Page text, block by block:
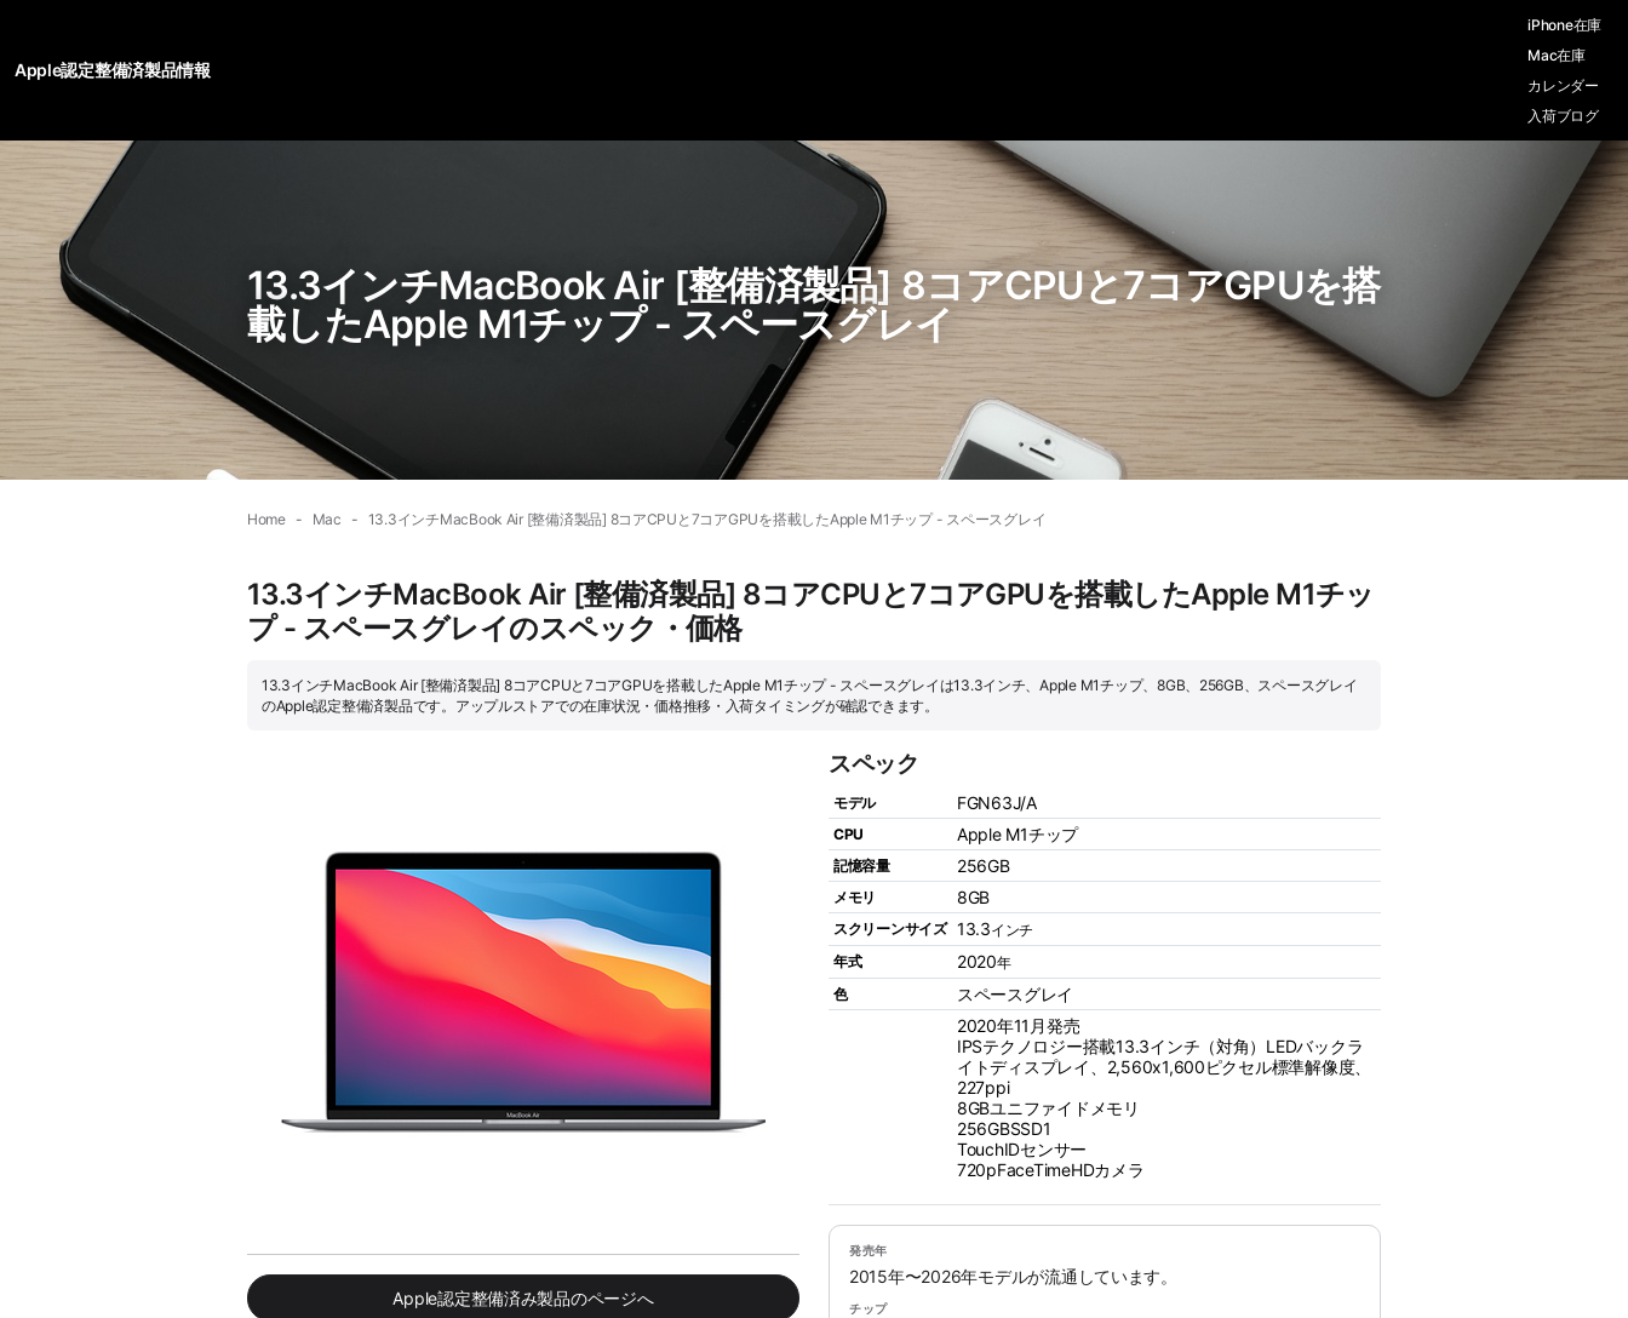
Apple認定整備済製品情報
iPhone在庫
Mac在庫
カレンダー
入荷ブログ
13.3インチMacBook Air [整備済製品] 8コアCPUと7コアGPUを搭
載したApple M1チップ - スペースグレイ
Home Mac 13.3インチMacBook Air [整備済製品] 8コアCPUと7コアGPUを搭載したApple M1チップ - スペースグレイ
13.3インチMacBook Air [整備済製品] 8コアCPUと7コアGPUを搭載したApple M1チッ
プ - スペースグレイのスペック・価格
13.3インチMacBook Air [整備済製品] 8コアCPUと7コアGPUを搭載したApple M1チップ - スペースグレイは13.3インチ、Apple M1チップ、8GB、256GB、スペースグレイ
のApple認定整備済製品です。アップルストアでの在庫状況・価格推移・入荷タイミングが確認できます。
Apple認定整備済み製品のページへ
スペック
モデル FGN63J/A
CPU Apple M1チップ
記憶容量 256GB
メモリ 8GB
スクリーンサイズ 13.3インチ
年式
2020年
色
スペースグレイ
2020年11月発売
IPSテクノロジー搭載13.3インチ（対角）LEDバックラ
イトディスプレイ、2,560x1,600ピクセル標準解像度、
227ppi
8GBユニファイドメモリ
256GBSSD1
TouchIDセンサー
720pFaceTimeHDカメラ
発売年
2015年〜2026年モデルが流通しています。
チップ